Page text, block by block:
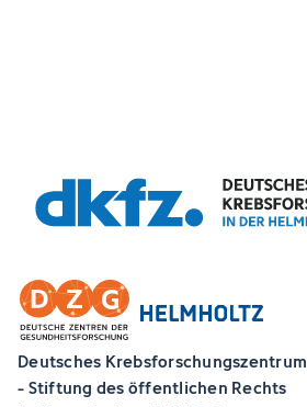
Deutsches Krebsforschungszentrum
- Stiftung des öffentlichen Rechts